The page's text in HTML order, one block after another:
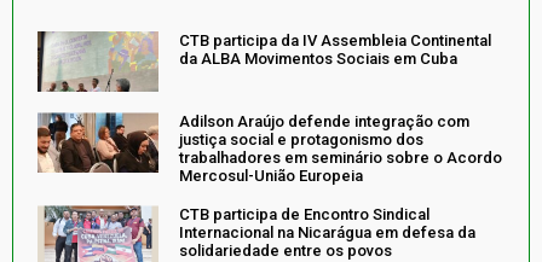
CTB participa da IV Assembleia Continental
da ALBA Movimentos Sociais em Cuba
Adilson Araújo defende integração com
justiça social e protagonismo dos
trabalhadores em seminário sobre o Acordo
Mercosul-União Europeia
CTB participa de Encontro Sindical
Internacional na Nicarágua em defesa da
solidariedade entre os povos